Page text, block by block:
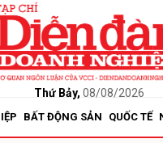
Thứ Bảy, 08/08/2026
BẤT ĐỘNG SẢN QUỐC TẾ